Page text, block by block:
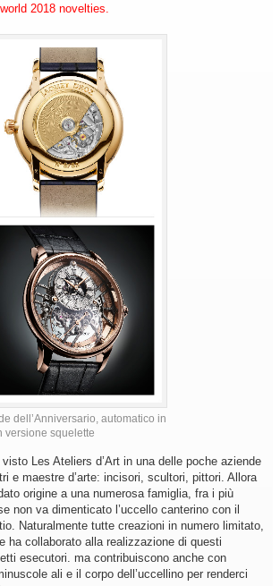
2018 novelties.
dell’Anniversario, automatico in
versione squelette
Les Ateliers d’Art in una delle poche aziende
e maestre d’arte: incisori, scultori, pittori. Allora
origine a una numerosa famiglia, fra i più
non va dimenticato l’uccello canterino con il
Naturalmente tutte creazioni in numero limitato,
ha collaborato alla realizzazione di questi
esecutori. ma contribuiscono anche con
ali e il corpo dell’uccellino per renderci